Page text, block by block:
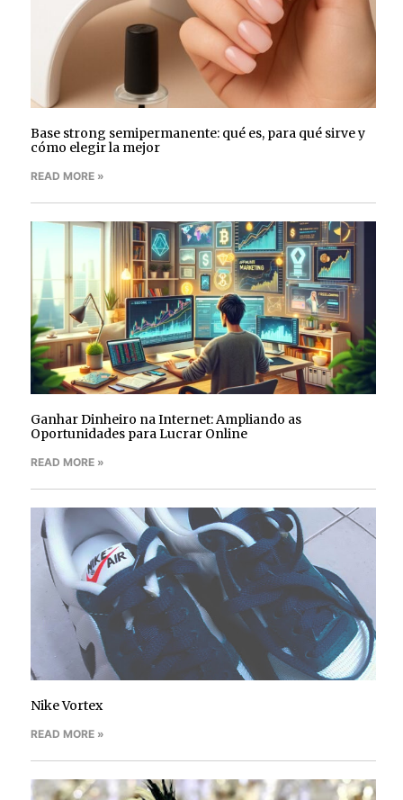
Base strong semipermanente: qué es, para qué sirve y
cómo elegir la mejor
READ MORE »
Ganhar Dinheiro na Internet: Ampliando as
Oportunidades para Lucrar Online
READ MORE »
Nike Vortex
READ MORE »